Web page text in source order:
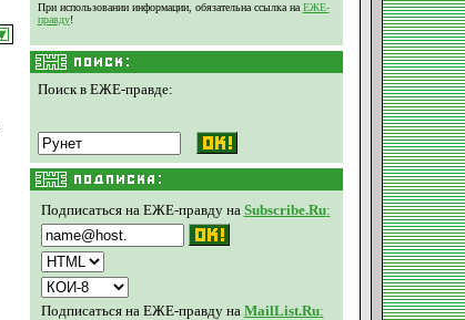
При использовании информации, обязательна ссылка на ЕЖЕ-
правду!
Поиск в ЕЖЕ-правде:
Подписаться на ЕЖЕ-правду на Subscribe.Ru:
Подписаться на ЕЖЕ-правду на MailList.Ru: